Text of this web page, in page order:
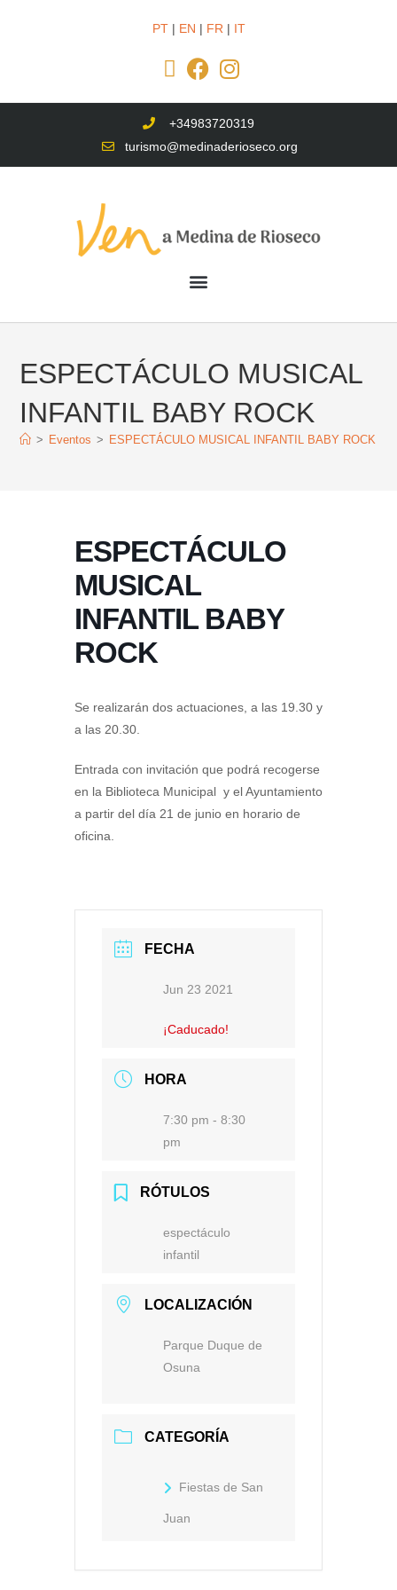
PT| EN | FR | IT
+34983720319
turismo@medinaderioseco.org
ESPECTÁCULO MUSICAL
INFANTIL BABY ROCK
> Eventos > ESPECTÁCULO MUSICAL INFANTIL BABY ROCK
ESPECTÁCULO
MUSICAL
INFANTIL BABY
ROCK
Se realizarán dos actuaciones, a las 19.30 y
a las 20.30.
Entrada con invitación que podrá recogerse
en la Biblioteca Municipal y el Ayuntamiento
a partir del día 21 de junio en horario de
oficina.
FECHA
Jun 23 2021
¡Caducado!
HORA
7:30 pm - 8:30
pm
RÓTULOS
espectáculo
infantil
LOCALIZACIÓN
Parque Duque de
Osuna
CATEGORÍA
Fiestas de San
Juan